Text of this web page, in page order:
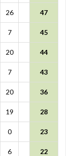
26 47
7 45
20 44
7 43
20 36
19 28
0 23
6 22